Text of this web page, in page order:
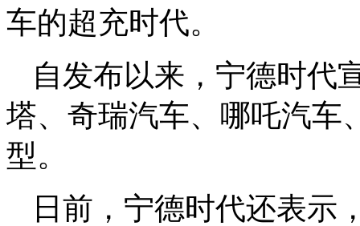
车的超充时代。
自发布以来，宁德时代
塔、奇瑞汽车、哪吒汽车
型。
日前，宁德时代还表示